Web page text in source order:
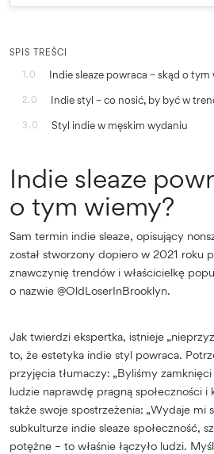
SPIS TREŚCI
1.0
Indie sleaze powraca – skąd o tym
2.0 Indie styl – co nosić, by być w
3.0 Styl indie w męskim wydaniu
Indie sleaze
o tym wiemy?
Sam termin indie sleaze, opisujący
został stworzony dopiero w 2021 roku
znawczynię trendów i właścicielkę
o nazwie @OldLoserInBrooklyn.
Jak twierdzi ekspertka, istnieje
to, że estetyka indie styl powraca.
przyjęcia tłumaczy: „Byliśmy
ludzie naprawdę pragną społeczności i
także swoje spostrzeżenia: „Wydaje mi
subkulturze indie sleaze społeczność,
potężne – to właśnie łączyło ludzi.